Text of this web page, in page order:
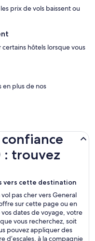
prix de vols baissent ou
certains hôtels lorsque vous
en plus de nos
: trouvez
vers cette destination
pas cher vers General
sur cette page ou en
dates de voyage, votre
vous recherchez, soit
pouvez appliquer des
d’escales, à la compagnie